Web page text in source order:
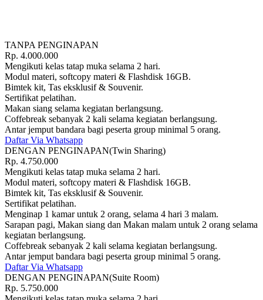
TANPA PENGINAPAN
Rp. 4.000.000
Mengikuti kelas tatap muka selama 2 hari.
Modul materi, softcopy materi & Flashdisk 16GB.
Bimtek kit, Tas eksklusif & Souvenir.
Sertifikat pelatihan.
Makan siang selama kegiatan berlangsung.
Coffebreak sebanyak 2 kali selama kegiatan berlangsung.
Antar jemput bandara bagi peserta group minimal 5 orang.
Daftar Via Whatsapp
DENGAN PENGINAPAN(Twin Sharing)
Rp. 4.750.000
Mengikuti kelas tatap muka selama 2 hari.
Modul materi, softcopy materi & Flashdisk 16GB.
Bimtek kit, Tas eksklusif & Souvenir.
Sertifikat pelatihan.
Menginap 1 kamar untuk 2 orang, selama 4 hari 3 malam.
Sarapan pagi, Makan siang dan Makan malam untuk 2 orang selama
kegiatan berlangsung.
Coffebreak sebanyak 2 kali selama kegiatan berlangsung.
Antar jemput bandara bagi peserta group minimal 5 orang.
Daftar Via Whatsapp
DENGAN PENGINAPAN(Suite Room)
Rp. 5.750.000